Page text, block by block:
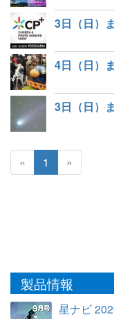
« 1 »
製品情報
星ナビ